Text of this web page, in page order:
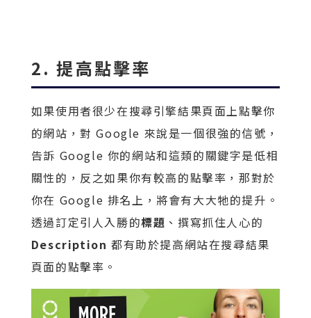
2. 提高點擊率
如果使用者很少在搜尋引擎結果頁面上點擊你
的網站，對 Google 來說是一個很強的信號，
告訴 Google 你的網站和這類的關鍵字是低相
關性的，反之如果你有較高的點擊率，那對於
你在 Google 排名上，將會有大大牠的提升。
透過訂定引人入勝的標題 、撰寫抓住人心的
Description 都有助於提高網站在搜尋結果
頁面的點擊率。